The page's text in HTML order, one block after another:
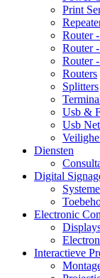
Print
Router
Router
Router
Routers
Splitters
Usb &
Usb
Diensten
Digital
Electronic
Interactieve